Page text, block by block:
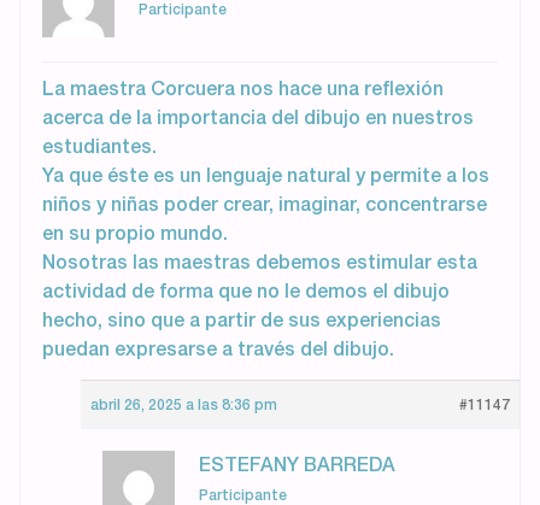
Participante
La maestra Corcuera nos hace una reflexión
acerca de la importancia del dibujo en nuestros
estudiantes.
Ya que éste es un lenguaje natural y permite a los
niños y niñas poder crear, imaginar, concentrarse
en su propio mundo.
Nosotras las maestras debemos estimular esta
actividad de forma que no le demos el dibujo
hecho, sino que a partir de sus experiencias
puedan expresarse a través del dibujo.
abril 26, 2025 a las 8:36 pm #11147
ESTEFANY BARREDA
Participante